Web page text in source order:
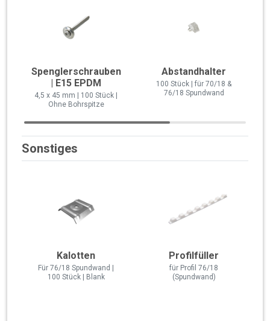
Spenglerschrauben
| E15 EPDM
4,5 x 45 mm | 100 Stück |
Ohne Bohrspitze
Abstandhalter
100 Stück | für 70/18 &
76/18 Spundwand
Sonstiges
Kalotten
Für 76/18 Spundwand |
100 Stück | Blank
Profilfüller
für Profil 76/18
(Spundwand)